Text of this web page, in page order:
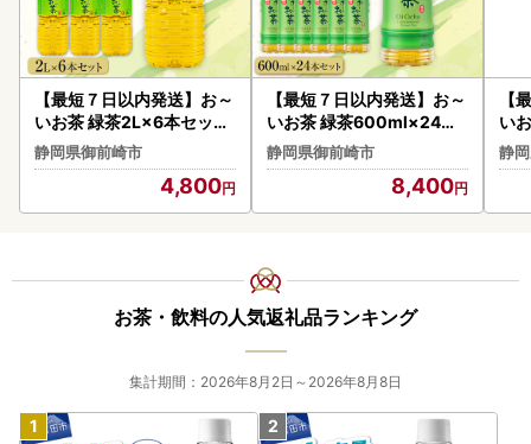
【最短７日以内発送】お～
いお茶 緑茶2L×6本セット
［おーいお茶 ペットボト
ル 2リットル ケース 箱 伊
静岡県御前崎市
4,800
【最短７日以内発送】お～
いお茶 緑茶600ml×24本
セット［おーいお茶 ペッ
トボトル ケース 箱 伊藤園
静岡県御前崎市
8,400
【
い
セ
ト
静
お茶・飲料の人気返礼品ランキング
集計期間：2026年8月2日～2026年8月8日